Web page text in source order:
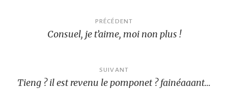
PRÉCÉDENT
Consuel, je t’aime, moi non plus !
SUIVANT
Tieng ? il est revenu le pomponet ? fainéaaant…